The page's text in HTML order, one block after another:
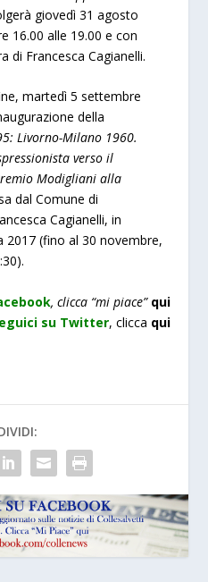
giovedì 31 agosto
16.00 alle 19.00 e con
di Francesca Cagianelli.
martedì 5 settembre
della
Livorno-Milano 1960.
verso il
Modigliani alla
dal Comune di
Cagianelli, in
2017 (fino al 30 novembre,
, clicca “mi piace” qui
su Twitter, clicca qui